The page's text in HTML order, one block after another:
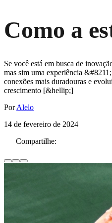
Como a
Se você está em busca de
mas sim uma experiência
conexões mais duradouras e
crescimento [&hellip;]
PorAlelo
14 de fevereiro de 2024
Compartilhe: